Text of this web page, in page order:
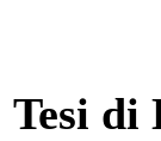
Tesi di